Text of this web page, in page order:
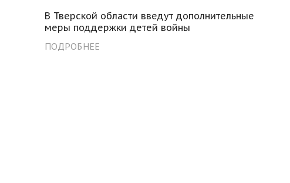
В Тверской области введут дополнительные
меры поддержки детей войны
ПОДРОБНЕЕ